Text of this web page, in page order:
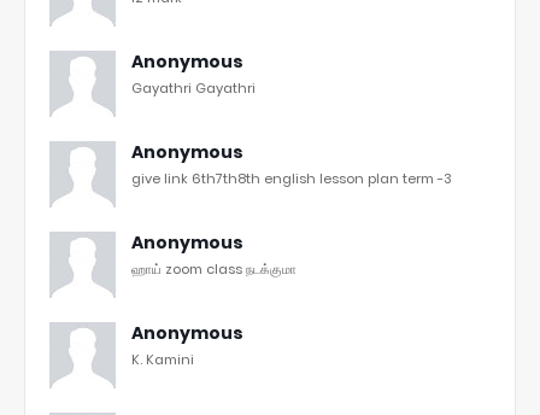
Anonymous
Gayathri Gayathri
Anonymous
give link 6th7th8th english lesson plan term -3
Anonymous
ஹாய் zoom class நடக்குமா
Anonymous
K. Kamini